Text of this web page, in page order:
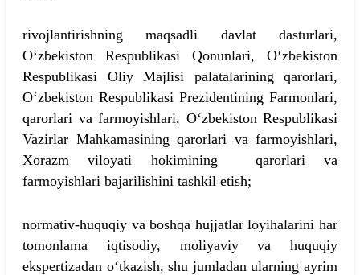
rivojlantirishning maqsadli davlat dasturlari,
O‘zbekiston Respublikasi Qonunlari, O‘zbekiston
Respublikasi Oliy Majlisi palatalarining qarorlari,
O‘zbekiston Respublikasi Prezidentining Farmonlari,
qarorlari va farmoyishlari, O‘zbekiston Respublikasi
Vazirlar Mahkamasining qarorlari va farmoyishlari,
Xorazm viloyati hokimining qarorlari va
farmoyishlari bajarilishini tashkil etish;
normativ-huquqiy va boshqa hujjatlar loyihalarini har
tomonlama iqtisodiy, moliyaviy va huquqiy
ekspertizadan o‘tkazish, shu jumladan ularning ayrim